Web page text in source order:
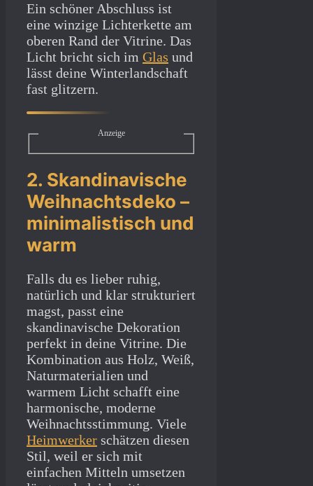
Ein schöner Abschluss ist
eine winzige Lichterkette am
oberen Rand der Vitrine. Das
Licht bricht sich im Glas und
lässt deine Winterlandschaft
fast glitzern.
Anzeige
2. Skandinavische
Weihnachtsdeko –
minimalistisch und
warm
Falls du es lieber ruhig,
natürlich und klar strukturiert
magst, passt eine
skandinavische Dekoration
perfekt in deine Vitrine. Die
Kombination aus Holz, Weiß,
Naturmaterialien und
warmem Licht schafft eine
harmonische, moderne
Weihnachtsstimmung. Viele
Heimwerker schätzen diesen
Stil, weil er sich mit
einfachen Mitteln umsetzen